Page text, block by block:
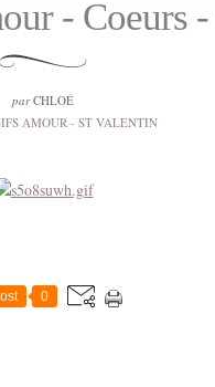
- Coeurs
parCHLOÉ
AMOUR - ST VALENTIN
0